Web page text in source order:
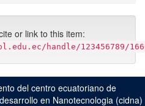
or link to this item:
handle/123456789/
del centro ecuatoriano de
en Nanotecnologia (cidna)